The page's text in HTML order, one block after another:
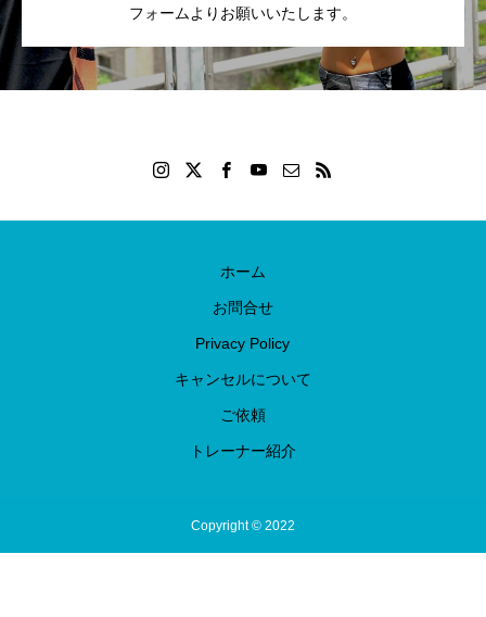
フォームよりお願いいたします。
ホーム
お問合せ
Privacy Policy
キャンセルについて
ご依頼
トレーナー紹介
Copyright © 2022